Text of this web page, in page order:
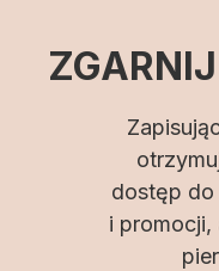
dostęp
i promocji,